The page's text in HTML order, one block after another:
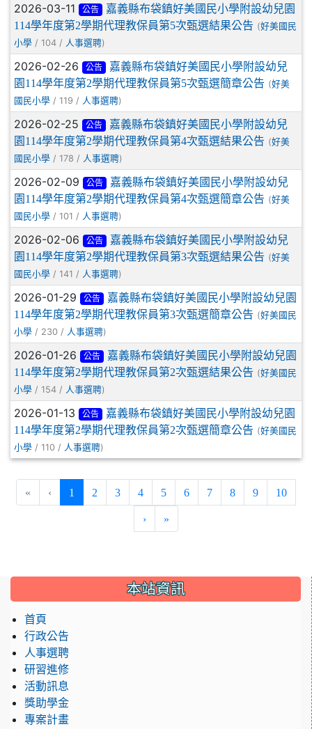
2026-03-11 公告
嘉義縣布袋鎮好美國民小學附設幼兒園
114學年度第2學期代理教保員第5次甄選結果公告 (好美國民
小學 / 104 / 人事選聘)
2026-02-26 公告
嘉義縣布袋鎮好美國民小學附設幼兒
園114學年度第2學期代理教保員第5次甄選簡章公告 (好美
國民小學 / 119 / 人事選聘)
2026-02-25 公告
嘉義縣布袋鎮好美國民小學附設幼兒
園114學年度第2學期代理教保員第4次甄選結果公告 (好美
國民小學 / 178 / 人事選聘)
2026-02-09 公告
嘉義縣布袋鎮好美國民小學附設幼兒
園114學年度第2學期代理教保員第4次甄選簡章公告 (好美
國民小學 / 101 / 人事選聘)
2026-02-06 公告
嘉義縣布袋鎮好美國民小學附設幼兒
園114學年度第2學期代理教保員第3次甄選結果公告 (好美
國民小學 / 141 / 人事選聘)
2026-01-29 公告
嘉義縣布袋鎮好美國民小學附設幼兒園
114學年度第2學期代理教保員第3次甄選簡章公告 (好美國民
小學 / 230 / 人事選聘)
2026-01-26 公告
嘉義縣布袋鎮好美國民小學附設幼兒園
114學年度第2學期代理教保員第2次甄選結果公告 (好美國民
小學 / 154 / 人事選聘)
2026-01-13 公告
嘉義縣布袋鎮好美國民小學附設幼兒園
114學年度第2學期代理教保員第2次甄選簡章公告 (好美國民
小學 / 110 / 人事選聘)
« ‹ 1 (current)
2 3 4 5 6 7 8 9 10
› »
::: 本站資訊
首頁
行政公告
人事選聘
研習進修
活動訊息
獎助學金
專案計畫